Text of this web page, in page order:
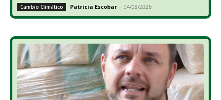
Cambio Climático Patricia Escobar - 04/08/2026